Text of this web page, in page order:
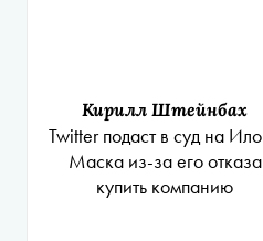
Кирилл Штейнбах
Twitter подаст в суд на
Маска из-за его отказа
купить компанию